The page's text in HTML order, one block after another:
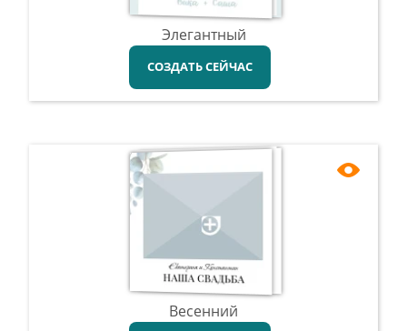
Элегантный
СОЗДАТЬ СЕЙЧАС
Весенний